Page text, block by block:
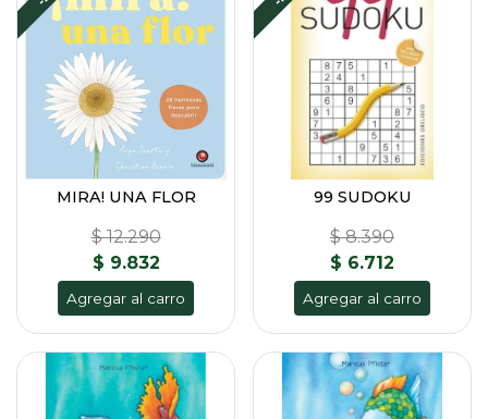
MIRA! UNA FLOR
$ 12.290
$ 9.832
Agregar al carro
99 SUDOKU
$ 8.390
$ 6.712
Agregar al carro